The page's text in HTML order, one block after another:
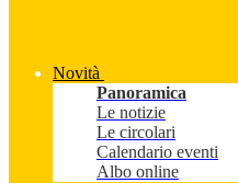
Novità
Panoramica
Le notizie
Le circolari
Calendario eventi
Albo online